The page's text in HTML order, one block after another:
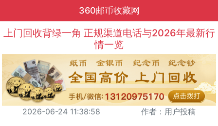
360邮币收藏网
上门回收背绿一角 正规渠道电话与2026年最新行
情一览
2026-06-24 11:38:58 作者：用户投稿